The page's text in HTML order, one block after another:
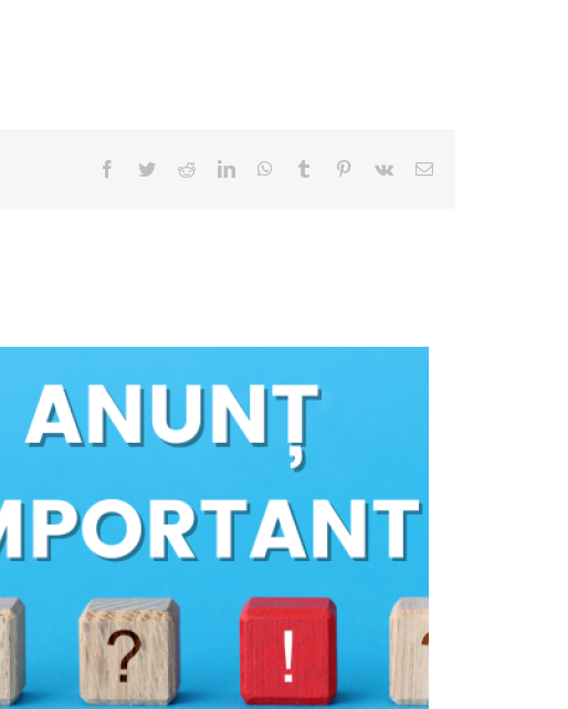
Facebook
TwitterRedditLinkedInWhatsApp
Tumblr Pinterest
Vk
E-